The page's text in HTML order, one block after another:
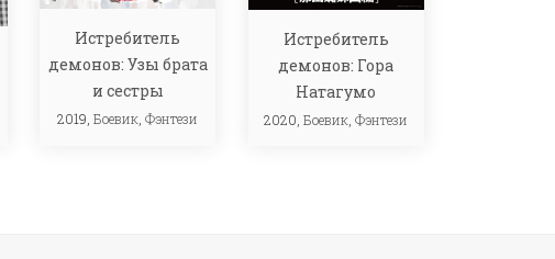
Истребитель
демонов: Узы брата
и сестры
2019,Боевик ,Фэнтези
Истребитель
демонов: Гора
Натагумо
2020,Боевик,Фэнтези